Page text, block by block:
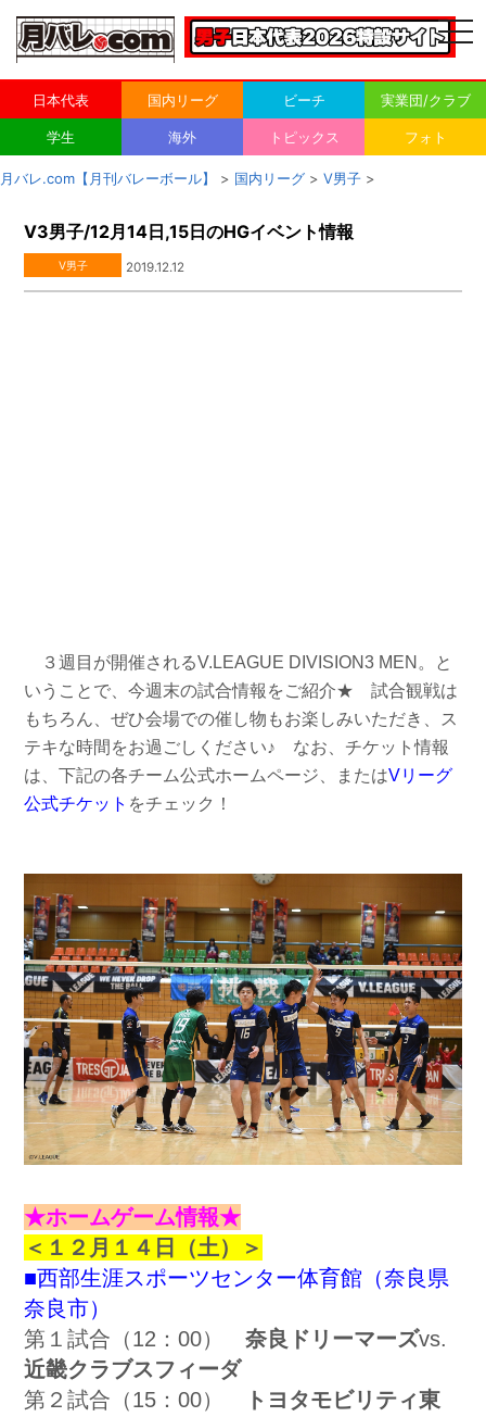
日本代表 国内リーグ ビーチ 実業団/クラブ
学生 海外 トピックス フォト
月バレ.com【月刊バレーボール】 > 国内リーグ > V男子 >
V3男子/12月14日,15日のHGイベント情報
V男子 2019.12.12
３週目が開催されるV.LEAGUE DIVISION3 MEN。と
いうことで、今週末の試合情報をご紹介★ 試合観戦は
もちろん、ぜひ会場での催し物もお楽しみいただき、ス
テキな時間をお過ごしください♪ なお、チケット情報
は、下記の各チーム公式ホームページ、またはVリーグ
公式チケット をチェック！
★ホームゲーム情報★
＜１２月１４日（土）＞
■西部生涯スポーツセンター体育館（奈良県
奈良市）
第１試合（12：00）奈良ドリーマーズvs.
近畿クラブスフィーダ
第２試合（15：00）
トヨタモビリティ東